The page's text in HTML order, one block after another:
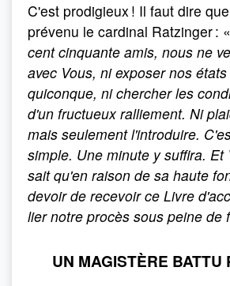
C'est prodigieux ! Il faut dire
prévenu le cardinal Ratzinger :
cent cinquante amis, nous ne
avec Vous, ni exposer nos
quiconque, ni chercher les
d'un fructueux ralliement. Ni
mais seulement l'introduire.
simple. Une minute y suffira. Et
sait qu'en raison de sa haute
devoir de recevoir ce Livre
lier notre procès sous peine de
UN MAGISTÈRE BATTU